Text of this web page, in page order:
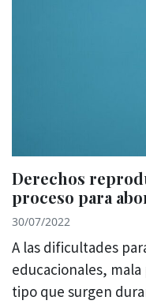
Derechos
proceso para
30/07/2022
A las dificultades
educacionales,
tipo que surgen